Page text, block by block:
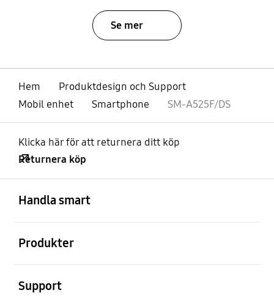
Se mer
Hem
Produktdesign och Support
Mobil enhet
Smartphone SM-A525F/DS
Klicka här för att returnera ditt köp
Returnera köp
Handla smart
Produkter
Support